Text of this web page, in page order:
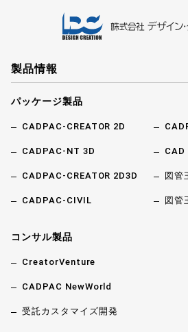
製品情報
パッケージ製品
CADPAC-CREATOR 2D
CADPAC-NT 3D
CADPAC-CREATOR 2D3D
CADPAC-CIVIL
CAD
図管
図管
コンサル製品
CreatorVenture
CADPAC NewWorld
受託カスタマイズ開発